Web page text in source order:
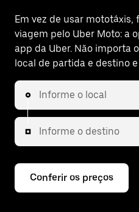
Em vez de usar
viagem pelo Uber Moto: a
app da Uber. Não importa
local de partida e destino
Informe o local
Informe o destino
Conferir os preços